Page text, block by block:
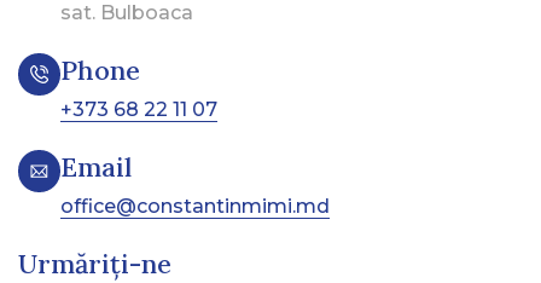
sat. Bulboaca
Phone
+373 68 22 11 07
Email
office@constantinmimi.md
Urmăriți-ne